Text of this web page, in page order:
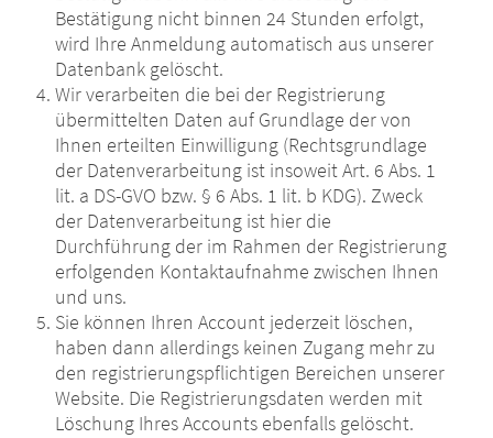
Bestätigung nicht binnen 24 Stunden erfolgt,
wird Ihre Anmeldung automatisch aus unserer
Datenbank gelöscht.
Wir verarbeiten die bei der Registrierung
übermittelten Daten auf Grundlage der von
Ihnen erteilten Einwilligung (Rechtsgrundlage
der Datenverarbeitung ist insoweit Art. 6 Abs. 1
lit. a DS-GVO bzw. § 6 Abs. 1 lit. b KDG). Zweck
der Datenverarbeitung ist hier die
Durchführung der im Rahmen der Registrierung
erfolgenden Kontaktaufnahme zwischen Ihnen
und uns.
Sie können Ihren Account jederzeit löschen,
haben dann allerdings keinen Zugang mehr zu
den registrierungspflichtigen Bereichen unserer
Website. Die Registrierungsdaten werden mit
Löschung Ihres Accounts ebenfalls gelöscht.